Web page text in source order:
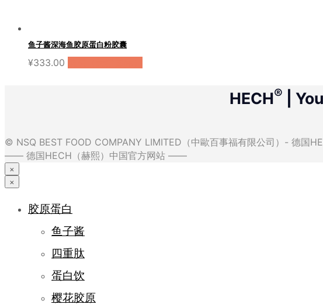
鱼子酱深海鱼胶原蛋白粉胶囊
¥333.00
HECH® |
© NSQ BEST FOOD COMPANY LIMITED（中歐百事福有限公司）- 德国
—— 德国HECH（赫熙）中国官方网站 ——
×
×
胶原蛋白
鱼子酱
四重肽
蛋白饮
樱花胶原